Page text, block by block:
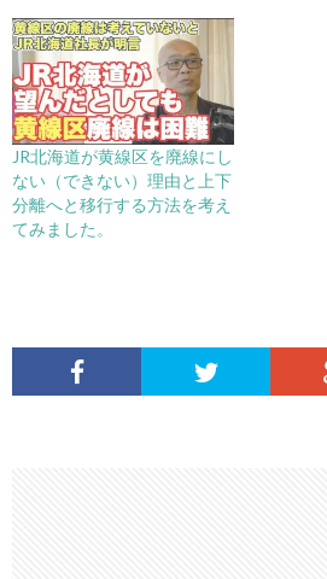
JR北海道が黄線区を廃線にし
ない（できない）理由と上下
分離へと移行する方法を考え
てみました。